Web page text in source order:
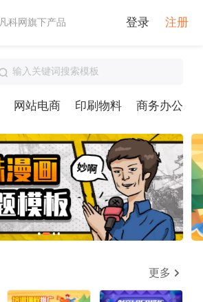
凡科网旗下产品 登录 注册
输入关键词搜索模板
网站电商 印刷物料 商务办公
更多